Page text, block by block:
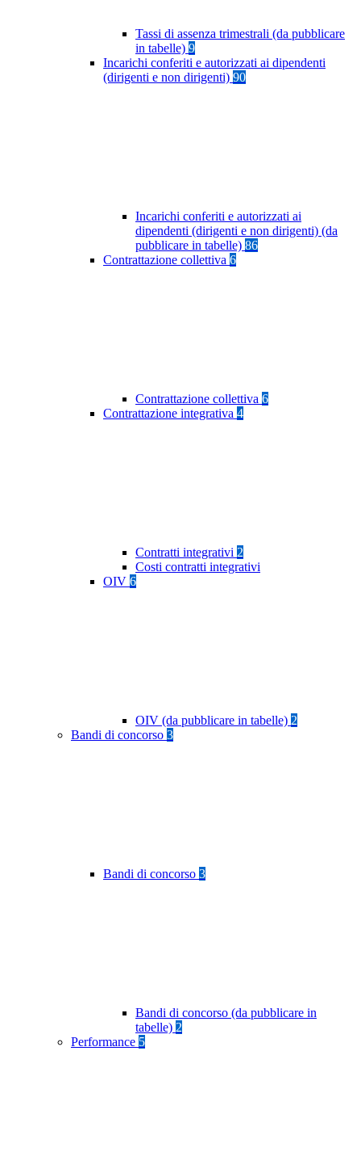
Tassi di assenza trimestrali (da pubblicare
in tabelle) 9
Incarichi conferiti e autorizzati ai dipendenti
(dirigenti e non dirigenti) 90
Incarichi conferiti e autorizzati ai
dipendenti (dirigenti e non dirigenti) (da
pubblicare in tabelle) 86
Contrattazione collettiva 6
Contrattazione collettiva 6
Contrattazione integrativa 4
Contratti integrativi 2
Costi contratti integrativi
OIV 6
OIV (da pubblicare in tabelle) 2
Bandi di concorso 3
Bandi di concorso 3
Bandi di concorso (da pubblicare in
tabelle) 2
Performance 5